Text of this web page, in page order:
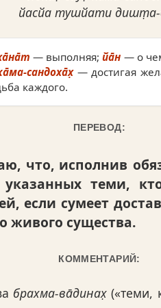
йасйа тушйати дишт̣а-
— выполняя;йа̄н — о
сандоха̄х̣— достигая
каждого.
ПЕРЕВОД:
что, исполнив
теми,
если сумеет
живого существа.
КОММЕНТАРИЙ:
брахма-ва̄динах̣ («теми,